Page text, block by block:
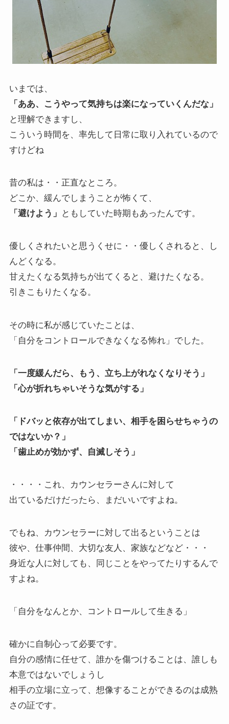
いまでは、
「ああ、こうやって気持ちは楽になっていくんだな」
と理解できますし、
こういう時間を、率先して日常に取り入れているので
すけどね
昔の私は・・正直なところ。
どこか、緩んでしまうことが怖くて、
「避けよう」
ともしていた時期もあったんです。
優しくされたいと思うくせに・・優しくされると、し
んどくなる。
甘えたくなる気持ちが出てくると、避けたくなる。
引きこもりたくなる。
その時に私が感じていたことは、
「自分をコントロールできなくなる怖れ」でした。
「一度緩んだら、もう、立ち上がれなくなりそう」
「心が折れちゃいそうな気がする」
「ドバッと依存が出てしまい、相手を困らせちゃうの
ではないか？」
「歯止めが効かず、自滅しそう」
・・・・これ、カウンセラーさんに対して
出ているだけだったら、まだいいですよね。
でもね、カウンセラーに対して出るということは
彼や、仕事仲間、大切な友人、家族などなど・・・
身近な人に対しても、同じことをやってたりするんで
すよね。
「自分をなんとか、コントロールして生きる」
確かに自制心って必要です。
自分の感情に任せて、誰かを傷つけることは、誰しも
本意ではないでしょうし
相手の立場に立って、想像することができるのは成熟
さの証です。